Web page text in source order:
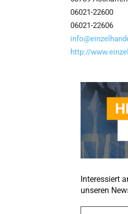
06021-22600
06021-22606
http://
Interessiert
unseren